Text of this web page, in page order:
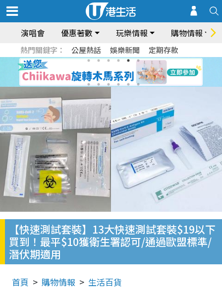
演唱會 優惠著數 玩樂情報 購物情報
熱門關鍵字： 公屋熱話 娛樂新聞 定期存款
【快速測試套裝】13大快速測試套裝$19以下
買到！最平$10獲衛生署認可/通過歐盟標準/
潛伏期適用
首頁 購物情報 生活百貨